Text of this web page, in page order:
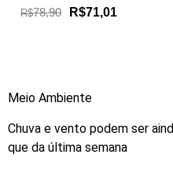
R$78,90 R$71,01
Meio Ambiente
Chuva e vento podem ser
que da última semana